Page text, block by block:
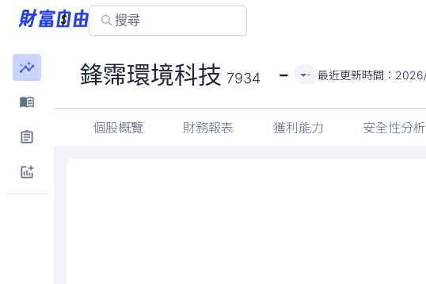
鋒霈環境科技 7934
個股概覽 財務報表 獲利能力 安全性分析